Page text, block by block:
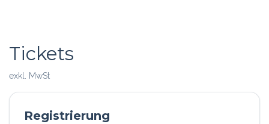
Tickets
exkl. MwSt
Registrierung